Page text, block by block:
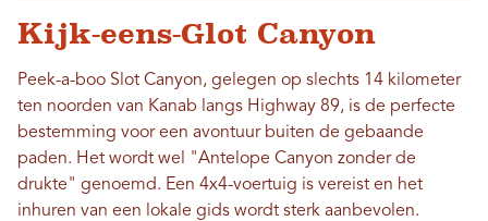
Kijk-eens-Glot Canyon
Peek-a-boo Slot Canyon, gelegen op slechts 14 kilometer
ten noorden van Kanab langs Highway 89, is de perfecte
bestemming voor een avontuur buiten de gebaande
paden. Het wordt wel "Antelope Canyon zonder de
drukte" genoemd. Een 4x4-voertuig is vereist en het
inhuren van een lokale gids wordt sterk aanbevolen.